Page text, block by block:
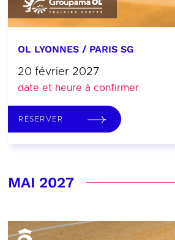
OL LYONNES / PARIS SG
20 février 2027
date et heure à confirmer
RÉSERVER
MAI 2027